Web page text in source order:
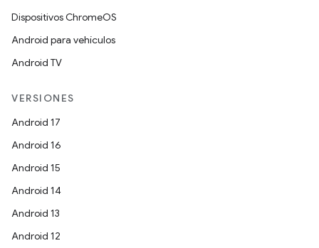
Dispositivos ChromeOS
Android para vehículos
Android TV
VERSIONES
Android 17
Android 16
Android 15
Android 14
Android 13
Android 12